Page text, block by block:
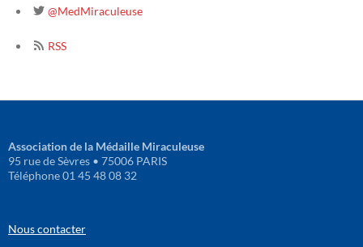
@MedMiraculeuse
RSS
Association de la Médaille Miraculeuse
95 rue de Sèvres • 75006 PARIS
Téléphone 01 45 48 08 32
Nous contacter